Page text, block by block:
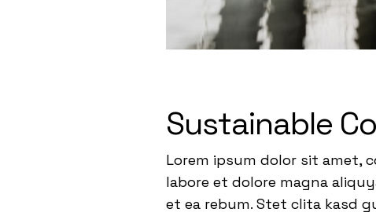
Sustainable
Lorem ipsum dolor sit amet,
labore et dolore magna
et ea rebum. Stet clita kasd